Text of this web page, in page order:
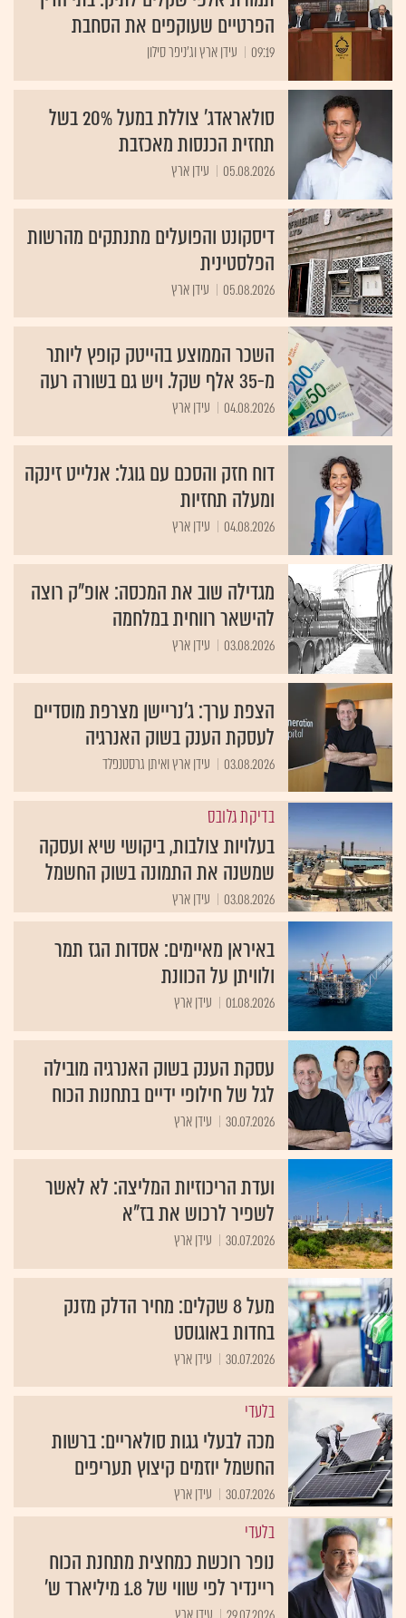
הפרטיים שעוקפים את הסחבת
09:19 עידן ארץ וג'ניפר סילון
סולאראדג' צוללת במעל 20% בשל
תחזית הכנסות מאכזבת
05.08.2026 עידן ארץ
דיסקונט והפועלים מתנתקים מהרשות
הפלסטינית
05.08.2026 עידן ארץ
השכר הממוצע בהייטק קופץ ליותר
מ-35 אלף שקל. ויש גם בשורה רעה
04.08.2026 עידן ארץ
דוח חזק והסכם עם גוגל: אנלייט זינקה
ומעלה תחזיות
04.08.2026 עידן ארץ
מגדילה שוב את המכסה: אופ"ק רוצה
להישאר רווחית במלחמה
03.08.2026 עידן ארץ
הצפת ערך: ג'נריישן מצרפת מוסדיים
לעסקת הענק בשוק האנרגיה
03.08.2026 עידן ארץ ואיתן גרסטנפלד
בדיקת גלובס
בעלויות צולבות, ביקושי שיא ועסקה
שמשנה את התמונה בשוק החשמל
03.08.2026 עידן ארץ
באיראן מאיימים: אסדות הגז תמר
ולוויתן על הכוונת
01.08.2026 עידן ארץ
עסקת הענק בשוק האנרגיה מובילה
לגל של חילופי ידיים בתחנות הכוח
30.07.2026 עידן ארץ
ועדת הריכוזיות המליצה: לא לאשר
לשפיר לרכוש את בז"א
30.07.2026 עידן ארץ
מעל 8 שקלים: מחיר הדלק מזנק
בחדות באוגוסט
30.07.2026 עידן ארץ
בלעדי
מכה לבעלי גגות סולאריים: ברשות
החשמל יוזמים קיצוץ תעריפים
30.07.2026 עידן ארץ
בלעדי
נופר רוכשת כמחצית מתחנת הכוח
ריינדיר לפי שווי של 1.8 מיליארד ש'